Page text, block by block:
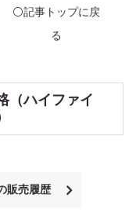
⚪️記事トップに戻
る
（ハイファイ
販売履歴